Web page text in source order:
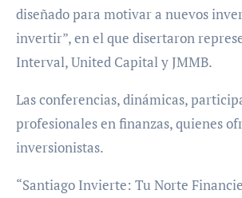
diseñado para motivar a nuevos
invertir”, en el que disertaron
Interval, United Capital y JMMB.
Las conferencias, dinámicas,
profesionales en finanzas, quienes
inversionistas.
“Santiago Invierte: Tu Norte